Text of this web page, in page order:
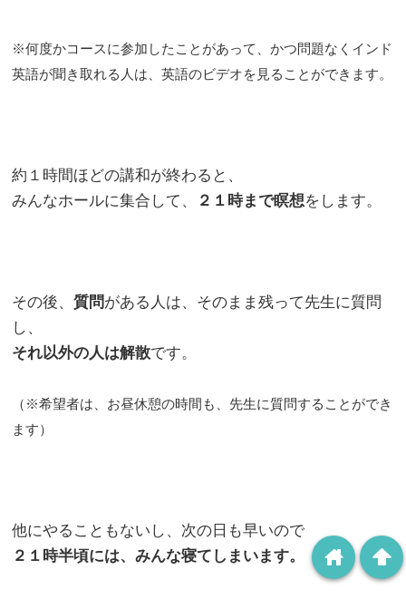
※何度かコースに参加したことがあって、かつ問題なくインド
英語が聞き取れる人は、英語のビデオを見ることができます。
約１時間ほどの講和が終わると、
みんなホールに集合して、
２１時まで瞑想をします。
その後、質問がある人は、そのまま残って先生に質問
し、
それ以外の人は解散です。
（※希望者は、お昼休憩の時間も、先生に質問することができ
ます）
他にやることもないし、次の日も早いので
２１時半頃には、みんな寝てしまいます。
arrowup
home